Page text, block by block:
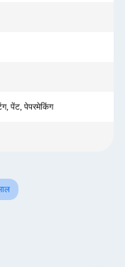
पेंट, पेपरमेकिंग